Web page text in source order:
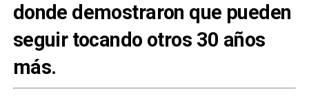
donde demostraron que pueden
seguir tocando otros 30 años
más.